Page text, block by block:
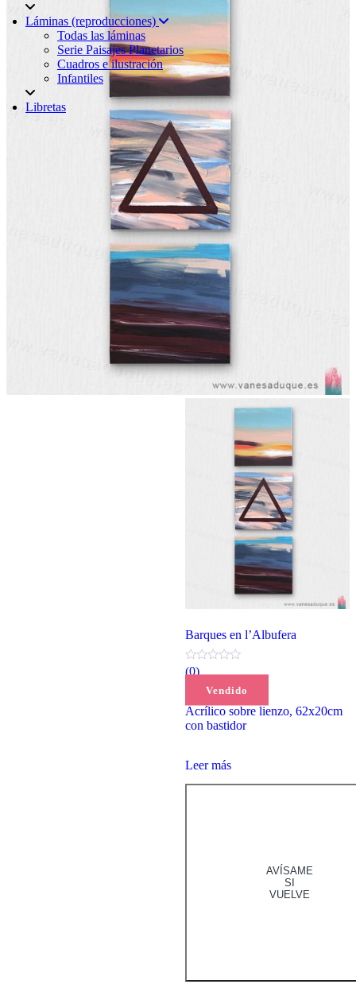
Láminas (reproducciones)
Todas las láminas
Serie Paisajes Planetarios
Cuadros e ilustración
Infantiles
Libretas
Vendido
Barques en l’Albufera
(0)
115,00
Acrílico sobre lienzo, 62x20cm
con bastidor
Leer más
AVÍSAME
SI
VUELVE